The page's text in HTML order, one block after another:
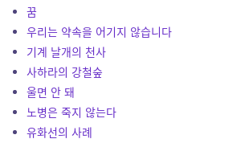
꿈
우리는 약속을 어기지 않습니다
기계 날개의 천사
사하라의 강철숲
울면 안 돼
노병은 죽지 않는다
유화선의 사례